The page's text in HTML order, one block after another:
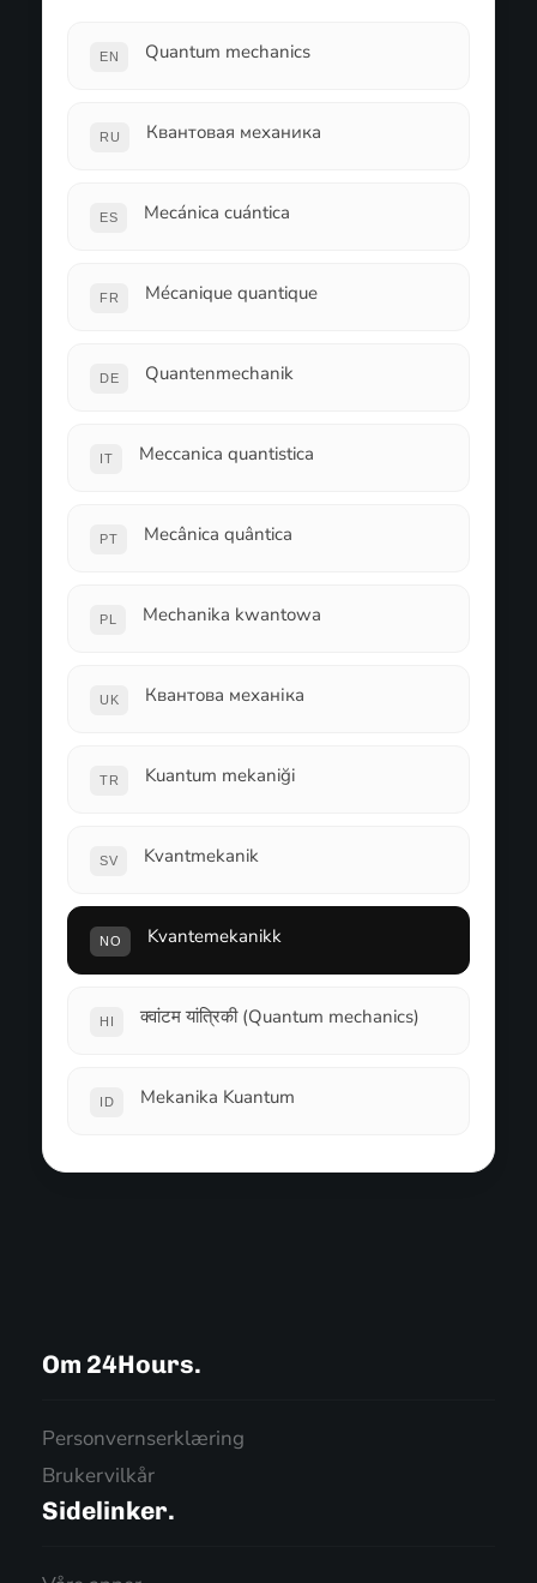
EN Quantum mechanics
RU Квантовая механика
ES Mecánica cuántica
FR Mécanique quantique
DE Quantenmechanik
IT Meccanica quantistica
PT Mecânica quântica
PL Mechanika kwantowa
UK Квантова механіка
TR Kuantum mekaniği
SV Kvantmekanik
NO Kvantemekanikk
HI क्वांटम यांत्रिकी (Quantum mechanics)
ID Mekanika Kuantum
Om 24Hours.
Personvernserklæring
Brukervilkår
Sidelinker.